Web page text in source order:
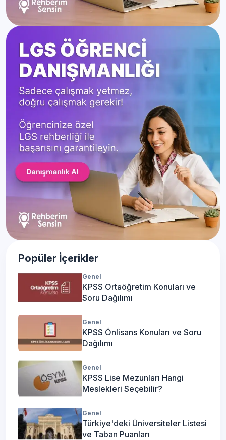
Popüler İçerikler
Genel
KPSS Ortaöğretim Konuları ve
Soru Dağılımı
Genel
KPSS Önlisans Konuları ve Soru
Dağılımı
Genel
KPSS Lise Mezunları Hangi
Meslekleri Seçebilir?
Genel
Türkiye'deki Üniversiteler Listesi
ve Taban Puanları